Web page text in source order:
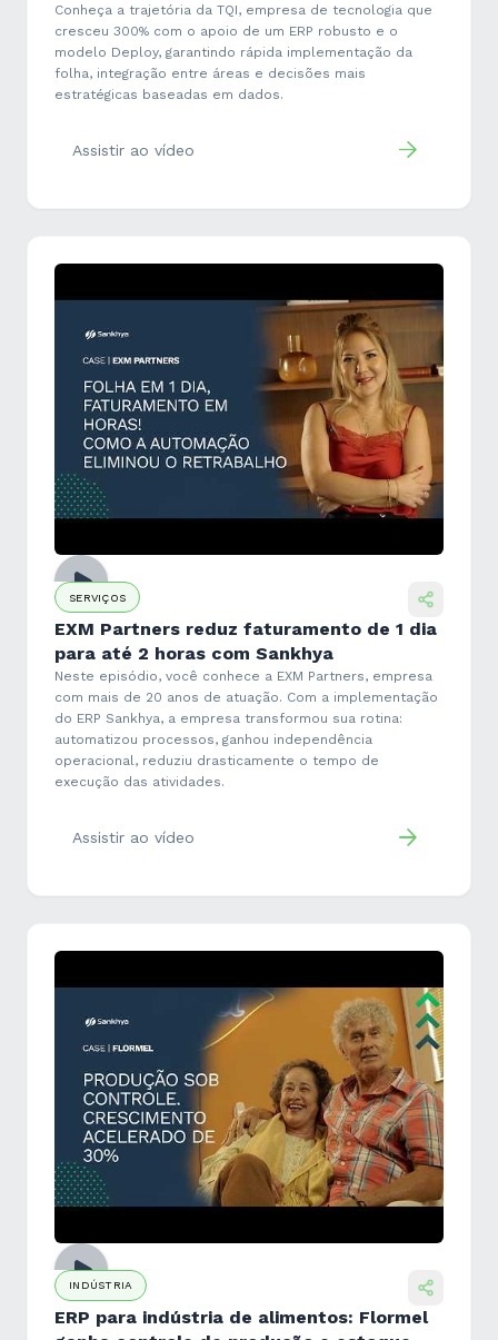
Conheça a trajetória da TQI, empresa de tecnologia que
cresceu 300% com o apoio de um ERP robusto e o
modelo Deploy, garantindo rápida implementação da
folha, integração entre áreas e decisões mais
estratégicas baseadas em dados.
Assistir ao vídeo
SERVIÇOS
EXM Partners reduz faturamento de 1 dia
para até 2 horas com Sankhya
Neste episódio, você conhece a EXM Partners, empresa
com mais de 20 anos de atuação. Com a implementação
do ERP Sankhya, a empresa transformou sua rotina:
automatizou processos, ganhou independência
operacional, reduziu drasticamente o tempo de
execução das atividades.
Assistir ao vídeo
INDÚSTRIA
ERP para indústria de alimentos: Flormel